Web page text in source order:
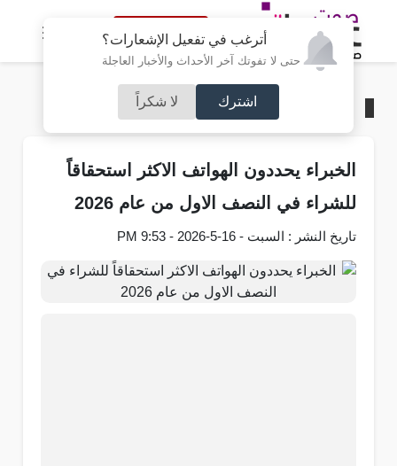
أترغب في تفعيل الإشعارات؟
حتى لا تفوتك آخر الأحداث والأخبار العاجلة
اشترك لا شكراً
النسخة الكاملة
تكنولوجيا
الخبراء يحددون الهواتف الاكثر استحقاقاً
للشراء في النصف الاول من عام 2026
تاريخ النشر : السبت - 16-5-2026 - 9:53 PM